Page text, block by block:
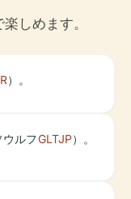
しめます。
）。
ウルフGLTJP）。